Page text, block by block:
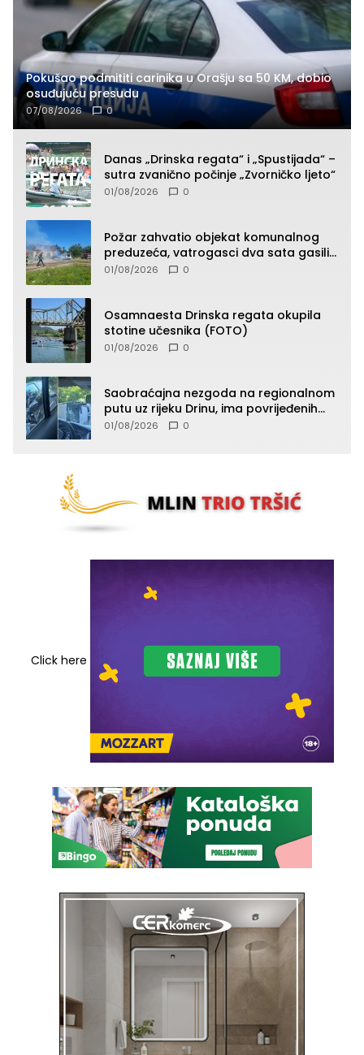
Pokušao podmititi carinika u Orašju sa 50 KM, dobio
osuđujuću presudu
07/08/2026 0
Danas „Drinska regata“ i „Spustijada“ –
sutra zvanično počinje „Zvorničko ljeto“
01/08/2026 0
Požar zahvatio objekat komunalnog
preduzeća, vatrogasci dva sata gasili
vatru (FOTO)
01/08/2026 0
Osamnaesta Drinska regata okupila
stotine učesnika (FOTO)
01/08/2026 0
Saobraćajna nezgoda na regionalnom
putu uz rijeku Drinu, ima povrijeđenih
lica (FOTO)
01/08/2026 0
Click here